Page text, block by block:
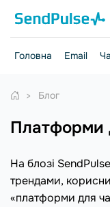
Головна Email
Блог
платформи
На блозі
трендами,
«платформи для